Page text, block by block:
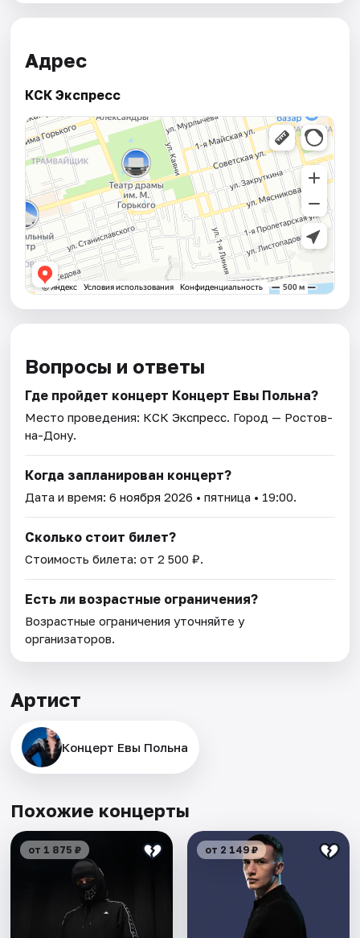
Адрес
КСК Экспресс
Вопросы и ответы
Где пройдет концерт Концерт Евы Польна?
Место проведения: КСК Экспресс. Город — Ростов-
на-Дону.
Когда запланирован концерт?
Дата и время:6 ноября 2026 • пятница • 19:00.
Сколько стоит билет?
Стоимость билета: от 2 500 ₽.
Есть ли возрастные ограничения?
Возрастные ограничения уточняйте у
организаторов.
Артист
Концерт Евы Польна
Похожие концерты
от 1 875 ₽ от 2 149 ₽